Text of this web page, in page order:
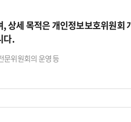
상세 목적은 개인정보보호위원회
다.
문위원회의 운영 등